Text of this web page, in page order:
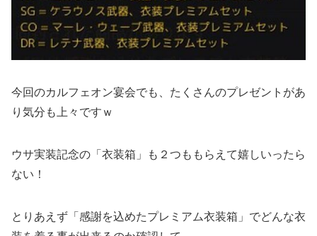
今回のカルフェオン宴会でも、たくさんのプレゼントがあ
り気分も上々ですｗ
ウサ実装記念の「衣装箱」も２つももらえて嬉しいったら
ない！
とりあえず「感謝を込めたプレミアム衣装箱」でどんな衣